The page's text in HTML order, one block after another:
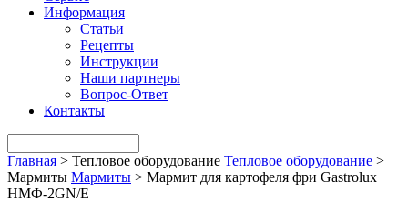
Информация
Статьи
Рецепты
Инструкции
Наши партнеры
Вопрос-Ответ
Контакты
Главная > Тепловое оборудование Тепловое оборудование >
Мармиты Мармиты > Мармит для картофеля фри Gastrolux
НМФ-2GN/Е